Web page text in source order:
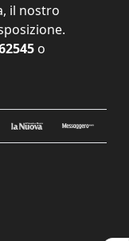
il nostro
o